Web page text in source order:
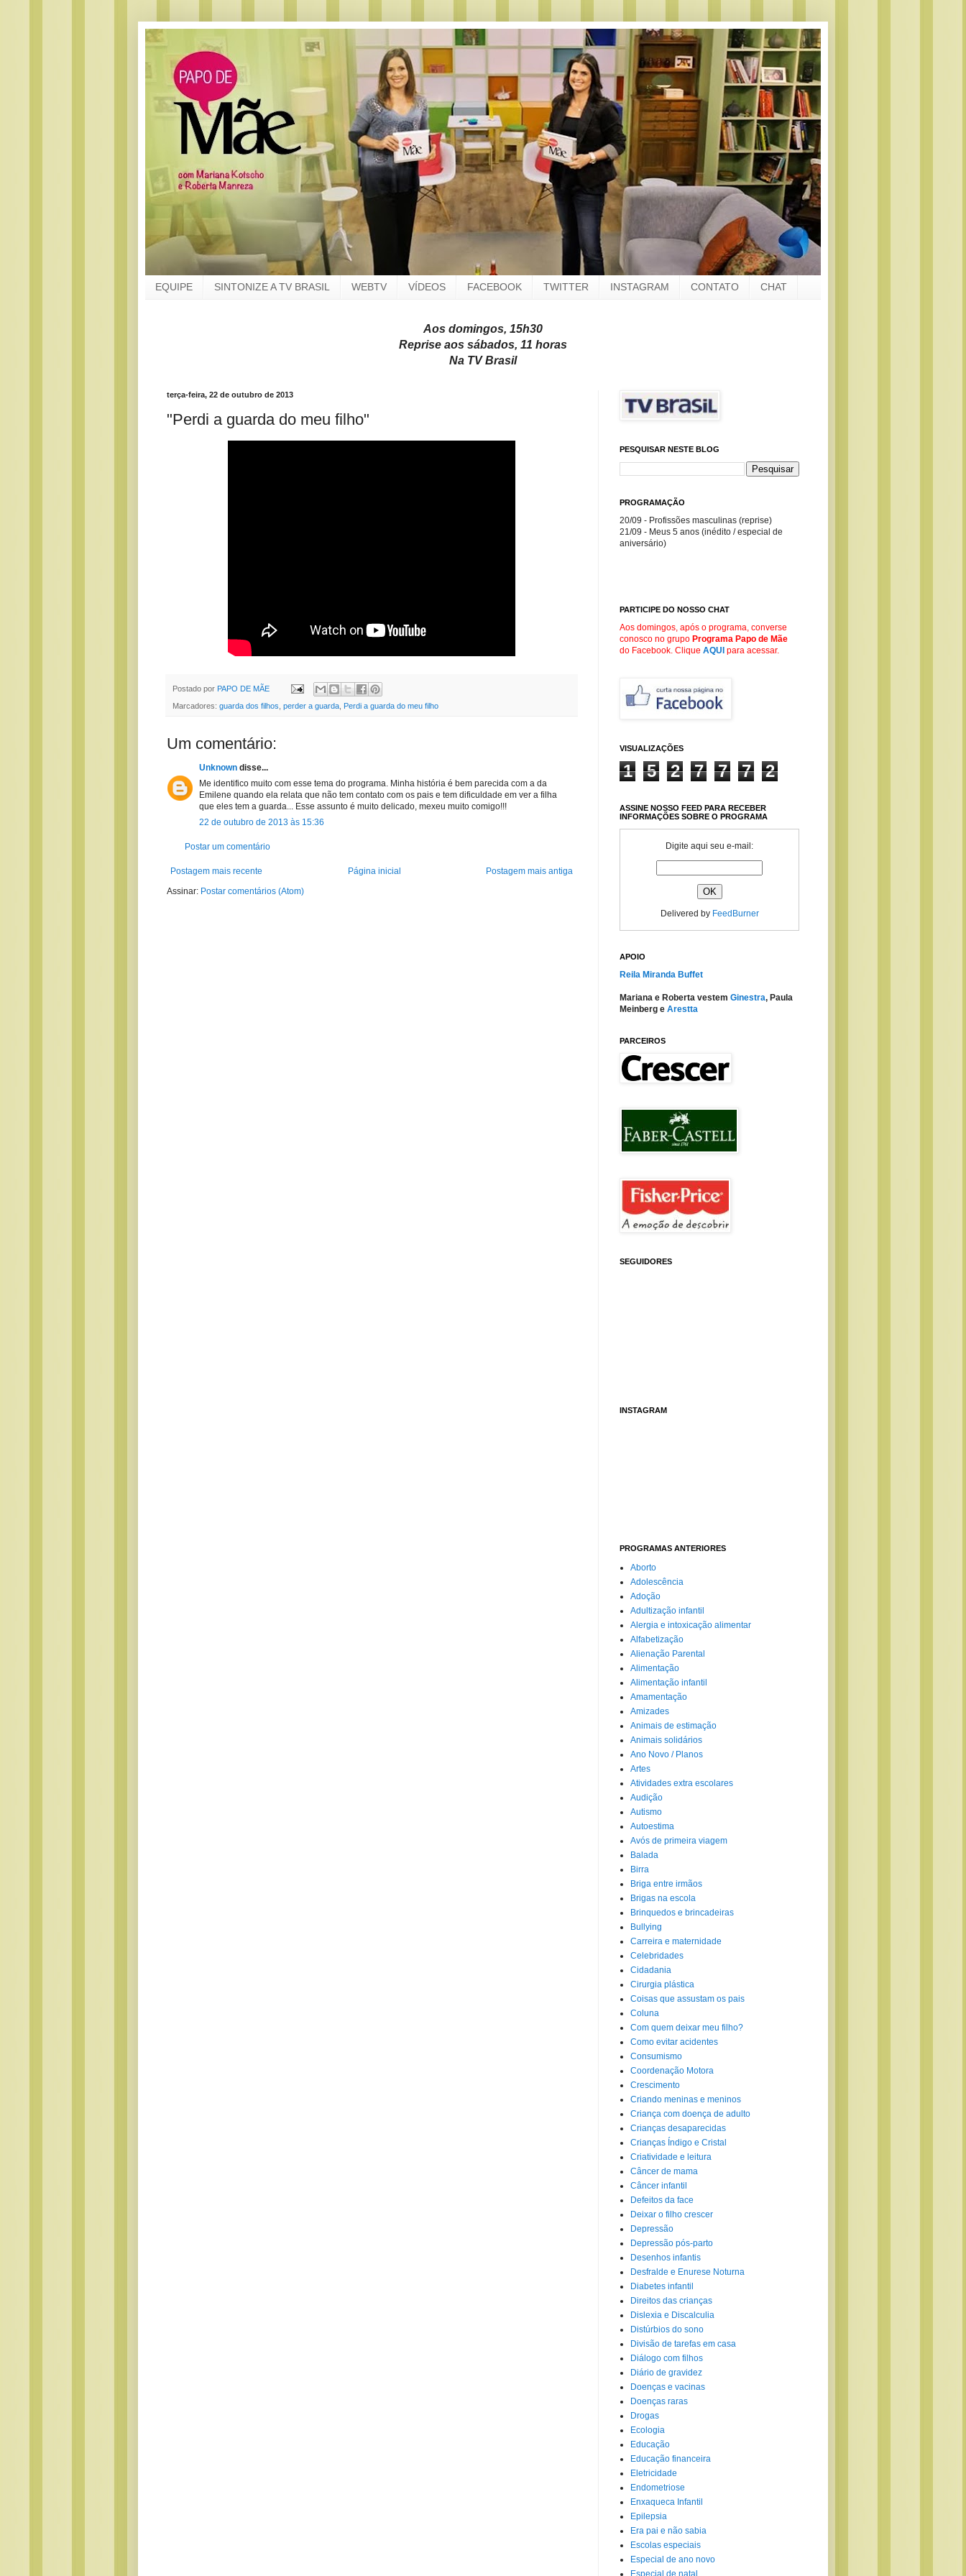
EQUIPE SINTONIZE A TV BRASIL WEBTV VÍDEOS FACEBOOK TWITTER INSTAGRAM CONTATO CHAT
Aos domingos, 15h30
Reprise aos sábados, 11 horas
Na TV Brasil
terça-feira, 22 de outubro de 2013
"Perdi a guarda do meu filho"
Postado por PAPO DE MÃE
Marcadores: guarda dos filhos perder a guarda Perdi a guarda do meu filho
Um comentário:
Unknown disse...
Me identifico muito com esse tema do programa. Minha história é bem parecida com a da
Emilene quando ela relata que não tem contato com os pais e tem dificuldade em ver a filha
que eles tem a guarda... Esse assunto é muito delicado, mexeu muito comigo!!!
22 de outubro de 2013 às 15:36
Postar um comentário
Postagem mais recente Postagem mais antiga
Página inicial
Assinar: Postar comentários (Atom)
PESQUISAR NESTE BLOG
PROGRAMAÇÃO
20/09 - Profissões masculinas (reprise)
21/09 - Meus 5 anos (inédito / especial de
aniversário)
PARTICIPE DO NOSSO CHAT
Aos domingos, após o programa, converse
conosco no grupo Programa Papo de Mãe
do Facebook . Clique AQUI para acessar.
VISUALIZAÇÕES
1 5 2 7 7 7 2
ASSINE NOSSO FEED PARA RECEBER
INFORMAÇÕES SOBRE O PROGRAMA
Digite aqui seu e-mail:
Delivered by FeedBurner
APOIO
Reila Miranda Buffet
Mariana e Roberta vestem Ginestra, Paula
Meinberg e Arestta
PARCEIROS
SEGUIDORES
INSTAGRAM
PROGRAMAS ANTERIORES
Aborto
Adolescência
Adoção
Adultização infantil
Alergia e intoxicação alimentar
Alfabetização
Alienação Parental
Alimentação
Alimentação infantil
Amamentação
Amizades
Animais de estimação
Animais solidários
Ano Novo / Planos
Artes
Atividades extra escolares
Audição
Autismo
Autoestima
Avós de primeira viagem
Balada
Birra
Briga entre irmãos
Brigas na escola
Brinquedos e brincadeiras
Bullying
Carreira e maternidade
Celebridades
Cidadania
Cirurgia plástica
Coisas que assustam os pais
Coluna
Com quem deixar meu filho?
Como evitar acidentes
Consumismo
Coordenação Motora
Crescimento
Criando meninas e meninos
Criança com doença de adulto
Crianças desaparecidas
Crianças Índigo e Cristal
Criatividade e leitura
Câncer de mama
Câncer infantil
Defeitos da face
Deixar o filho crescer
Depressão
Depressão pós-parto
Desenhos infantis
Desfralde e Enurese Noturna
Diabetes infantil
Direitos das crianças
Dislexia e Discalculia
Distúrbios do sono
Divisão de tarefas em casa
Diálogo com filhos
Diário de gravidez
Doenças e vacinas
Doenças raras
Drogas
Ecologia
Educação
Educação financeira
Eletricidade
Endometriose
Enxaqueca Infantil
Epilepsia
Era pai e não sabia
Escolas especiais
Especial de ano novo
Especial de natal